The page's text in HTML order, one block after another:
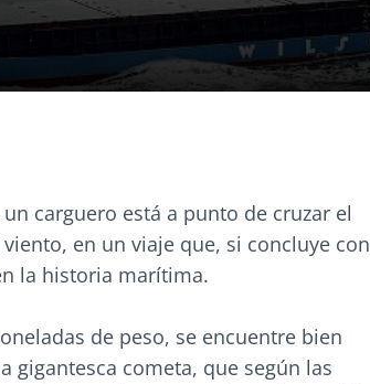
carguero está a punto de cruzar el
en un viaje que, si concluye con
la historia marítima.
de peso, se encuentre bien
gigantesca cometa, que según las